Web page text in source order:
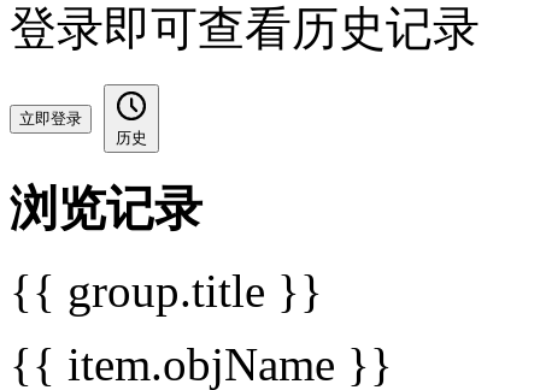
登录即可查看历史记录
立即登录
历史
浏览记录
{{ group.title }}
{{ item.objName }}